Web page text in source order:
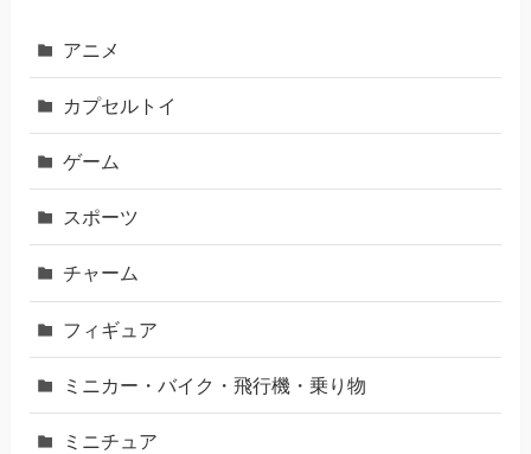
アニメ
カプセルトイ
ゲーム
スポーツ
チャーム
フィギュア
ミニカー・バイク・飛行機・乗り物
ミニチュア